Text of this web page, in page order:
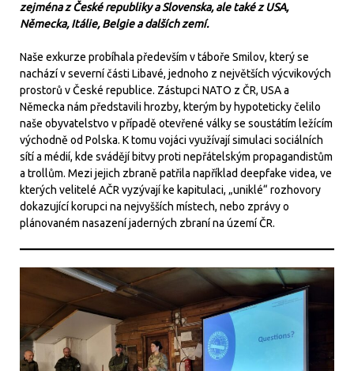
zejména z České republiky a Slovenska, ale také z USA,
Německa, Itálie, Belgie a dalších zemí.
Naše exkurze probíhala především v táboře Smilov, který se
nachází v severní části Libavé, jednoho z největších výcvikových
prostorů v České republice. Zástupci NATO z ČR, USA a
Německa nám představili hrozby, kterým by hypoteticky čelilo
naše obyvatelstvo v případě otevřené války se soustátím ležícím
východně od Polska. K tomu vojáci využívají simulaci sociálních
sítí a médií, kde svádějí bitvy proti nepřátelským propagandistům
a trollům. Mezi jejich zbraně patřila například deepfake videa, ve
kterých velitelé AČR vyzývají ke kapitulaci, „uniklé“ rozhovory
dokazující korupci na nejvyšších místech, nebo zprávy o
plánovaném nasazení jaderných zbraní na území ČR.